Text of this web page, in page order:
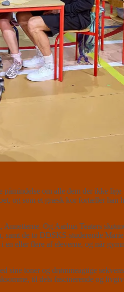
om alle dem der ikke
og som et græsk kor fortæller
Og Aarhus Teaters
de to DDSKS-studerende
eller flere af eleverne, og når
toner og drømmeagtige
til dels fascinerende og